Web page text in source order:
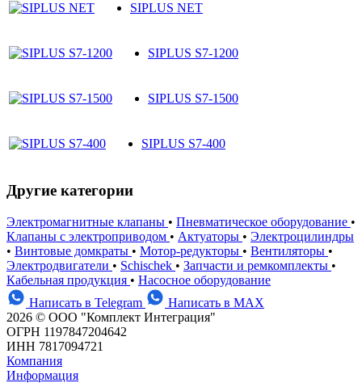
SIPLUS NET
SIPLUS S7-1200
SIPLUS S7-1500
SIPLUS S7-400
Другие категории
Электромагнитные клапаны • Пневматическое оборудование •
Клапаны с электроприводом • Актуаторы • Электроцилиндры
• Винтовые домкраты • Мотор-редукторы • Вентиляторы •
Электродвигатели • Schischek • Запчасти и ремкомплекты •
Кабельная продукция • Насосное оборудование
Написать в Telegram
Написать в MAX
2026 © ООО "Комплект Интеграция"
ОГРН 1197847204642
ИНН 7817094721
Компания
Информация